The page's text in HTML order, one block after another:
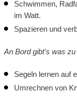
Schwimmen,
im Watt.
Spazieren und
An Bord gibt's was zu
Segeln lernen auf
Umrechnen von